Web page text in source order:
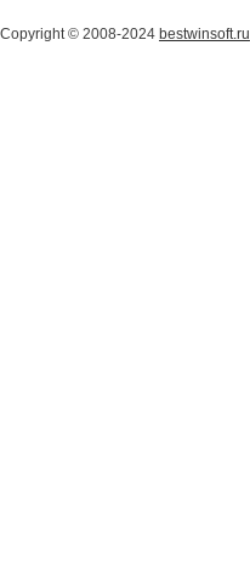
Copyright © 2008-2024 bestwinsoft.ru